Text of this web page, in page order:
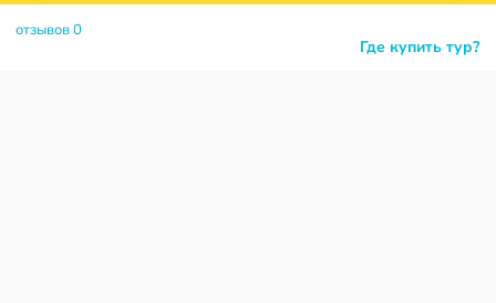
Где купить тур?
отзывов 0